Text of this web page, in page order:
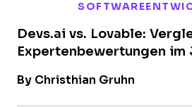
Devs.ai vs. Lovable:
Expertenbewertungen im
By Christhian Gruhn